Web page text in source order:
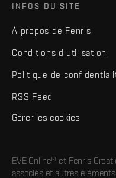
INFOS DU SITE
À propos de Fenris
Conditions d'utilisation
Politique de
RSS Feed
Gérer les cookies
EVE Online® et Fenris
associés et autres